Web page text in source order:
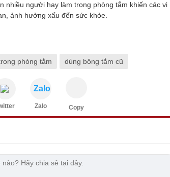
nhiều người hay làm trong phòng tắm khiến các vi
ảnh hưởng xấu đến sức khỏe.
phòng tắm dùng bông tắm cũ
Zalo
Zalo Copy